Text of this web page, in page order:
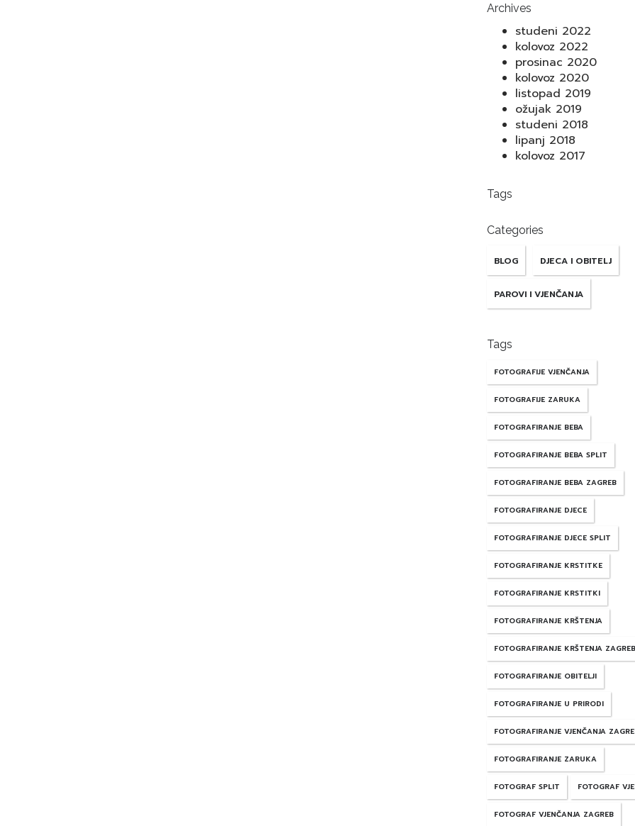
Archives
studeni 2022
kolovoz 2022
prosinac 2020
kolovoz 2020
listopad 2019
ožujak 2019
studeni 2018
lipanj 2018
kolovoz 2017
Tags
Categories
BLOG DJECA I OBITELJ
PAROVI I VJENČANJA
Tags
FOTOGRAFIJE VJENČANJA
FOTOGRAFIJE ZARUKA
FOTOGRAFIRANJE BEBA
FOTOGRAFIRANJE BEBA SPLIT
FOTOGRAFIRANJE BEBA ZAGREB
FOTOGRAFIRANJE DJECE
FOTOGRAFIRANJE DJECE SPLIT
FOTOGRAFIRANJE KRSTITKE
FOTOGRAFIRANJE KRSTITKI
FOTOGRAFIRANJE KRŠTENJA
FOTOGRAFIRANJE KRŠTENJA ZAGREB
FOTOGRAFIRANJE OBITELJI
FOTOGRAFIRANJE U PRIRODI
FOTOGRAFIRANJE VJENČANJA
FOTOGRAFIRANJE ZARUKA
FOTOGRAF SPLIT FOTOGRAF
FOTOGRAF VJENČANJA ZAGREB